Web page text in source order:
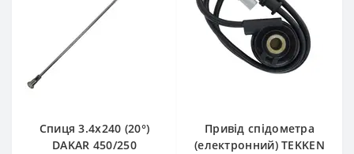
Спиця 3.4х240 (20°)
DAKAR 450/250
Привід спідометра
(електронний) TEKKEN